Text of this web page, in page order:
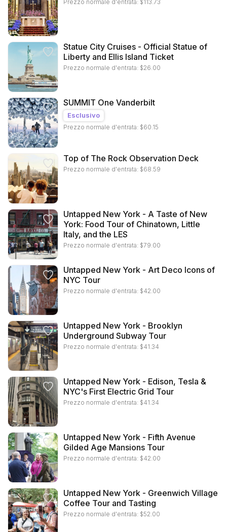
Prezzo normale d'entrata: $113.73
Statue City Cruises - Official Statue of
Liberty and Ellis Island Ticket
Prezzo normale d'entrata: $26.00
SUMMIT One Vanderbilt
Esclusivo
Prezzo normale d'entrata: $60.15
Top of The Rock Observation Deck
Prezzo normale d'entrata: $68.59
Untapped New York - A Taste of New
York: Food Tour of Chinatown, Little
Italy, and the LES
Prezzo normale d'entrata: $79.00
Untapped New York - Art Deco Icons of
NYC Tour
Prezzo normale d'entrata: $42.00
Untapped New York - Brooklyn
Underground Subway Tour
Prezzo normale d'entrata: $41.34
Untapped New York - Edison, Tesla &
NYC's First Electric Grid Tour
Prezzo normale d'entrata: $41.34
Untapped New York - Fifth Avenue
Gilded Age Mansions Tour
Prezzo normale d'entrata: $42.00
Untapped New York - Greenwich Village
Coffee Tour and Tasting
Prezzo normale d'entrata: $52.00